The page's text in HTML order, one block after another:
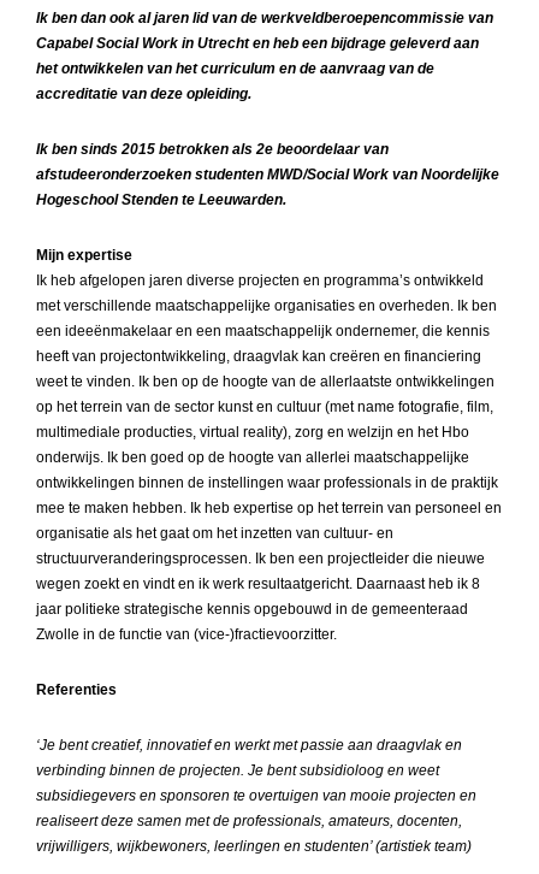
Ik ben dan ook al jaren lid van de werkveldberoepencommissie van
Capabel Social Work in Utrecht en heb een bijdrage geleverd aan
het ontwikkelen van het curriculum en de aanvraag van de
accreditatie van deze opleiding.
Ik ben sinds 2015 betrokken als 2e beoordelaar van
afstudeeronderzoeken studenten MWD/Social Work van Noordelijke
Hogeschool Stenden te Leeuwarden.
Mijn expertise
Ik heb afgelopen jaren diverse projecten en programma’s ontwikkeld
met verschillende maatschappelijke organisaties en overheden. Ik ben
een ideeënmakelaar en een maatschappelijk ondernemer, die kennis
heeft van projectontwikkeling, draagvlak kan creëren en financiering
weet te vinden. Ik ben op de hoogte van de allerlaatste ontwikkelingen
op het terrein van de sector kunst en cultuur (met name fotografie, film,
multimediale producties, virtual reality), zorg en welzijn en het Hbo
onderwijs. Ik ben goed op de hoogte van allerlei maatschappelijke
ontwikkelingen binnen de instellingen waar professionals in de praktijk
mee te maken hebben. Ik heb expertise op het terrein van personeel en
organisatie als het gaat om het inzetten van cultuur- en
structuurveranderingsprocessen. Ik ben een projectleider die nieuwe
wegen zoekt en vindt en ik werk resultaatgericht. Daarnaast heb ik 8
jaar politieke strategische kennis opgebouwd in de gemeenteraad
Zwolle in de functie van (vice-)fractievoorzitter.
Referenties
‘Je bent creatief, innovatief en werkt met passie aan draagvlak en
verbinding binnen de projecten. Je bent subsidioloog en weet
subsidiegevers en sponsoren te overtuigen van mooie projecten en
realiseert deze samen met de professionals, amateurs, docenten,
vrijwilligers, wijkbewoners, leerlingen en studenten’ (artistiek team)